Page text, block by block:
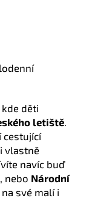
děti
letiště
cestující
vlastně
navíc buď
nebo Národní
své malí i